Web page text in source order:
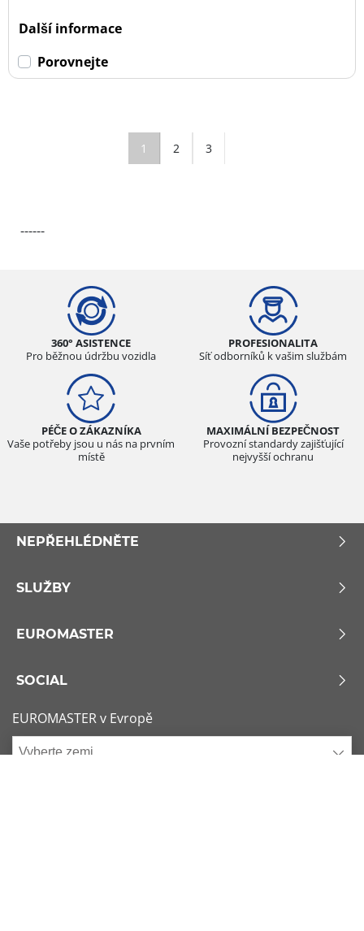
Další informace
Porovnejte
1 2 3
------
360° ASISTENCE
Pro běžnou údržbu vozidla
PROFESIONALITA
Síť odborníků k vašim službám
PÉČE O ZÁKAZNÍKA
Vaše potřeby jsou u nás na prvním
místě
MAXIMÁLNÍ BEZPEČNOST
Provozní standardy zajišťující
nejvyšší ochranu
NEPŘEHLÉDNĚTE
SLUŽBY
EUROMASTER
SOCIAL
EUROMASTER v Evropě
Vyberte zemi